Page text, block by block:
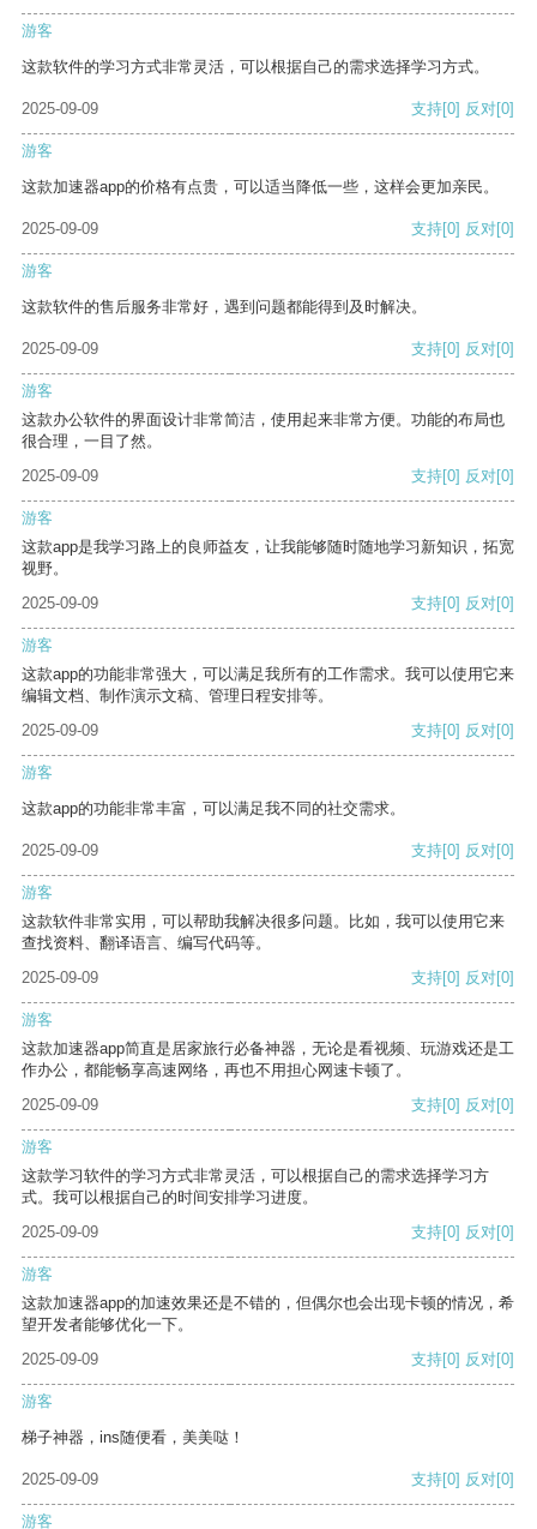
游客
这款软件的学习方式非常灵活，可以根据自己的需求选择学习方式。
2025-09-09 支持[0] 反对[0]
游客
这款加速器app的价格有点贵，可以适当降低一些，这样会更加亲民。
2025-09-09 支持[0] 反对[0]
游客
这款软件的售后服务非常好，遇到问题都能得到及时解决。
2025-09-09 支持[0] 反对[0]
游客
这款办公软件的界面设计非常简洁，使用起来非常方便。功能的布局也
很合理，一目了然。
2025-09-09
支持[0] 反对[0]
游客
这款app是我学习路上的良师益友，让我能够随时随地学习新知识，拓宽
视野。
2025-09-09
支持[0] 反对[0]
游客
这款app的功能非常强大，可以满足我所有的工作需求。我可以使用它来
编辑文档、制作演示文稿、管理日程安排等。
2025-09-09
支持[0] 反对[0]
游客
这款app的功能非常丰富，可以满足我不同的社交需求。
2025-09-09 支持[0] 反对[0]
游客
这款软件非常实用，可以帮助我解决很多问题。比如，我可以使用它来
查找资料、翻译语言、编写代码等。
2025-09-09
支持[0] 反对[0]
游客
这款加速器app简直是居家旅行必备神器，无论是看视频、玩游戏还是工
作办公，都能畅享高速网络，再也不用担心网速卡顿了。
2025-09-09
支持[0] 反对[0]
游客
这款学习软件的学习方式非常灵活，可以根据自己的需求选择学习方
式。我可以根据自己的时间安排学习进度。
2025-09-09
支持[0] 反对[0]
游客
这款加速器app的加速效果还是不错的，但偶尔也会出现卡顿的情况，希
望开发者能够优化一下。
2025-09-09
支持[0] 反对[0]
游客
梯子神器，ins随便看，美美哒！
2025-09-09 支持[0] 反对[0]
游客